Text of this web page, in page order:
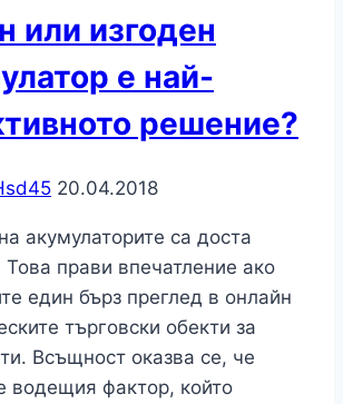
шофьорски
категория
B
или изгоден
е най-
решение?
20.04.2018
акумулаторите са доста
прави впечатление ако
един бърз преглед в онлайн
търговски обекти за
Всъщност оказва се, че
водещия фактор, който